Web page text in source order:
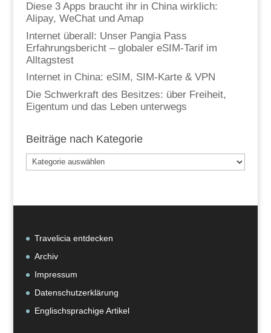
Diese 3 Apps braucht ihr in China wirklich:
Alipay, WeChat und Amap
Internet überall: Unser Pangia Pass
Erfahrungsbericht – globaler eSIM-Tarif im
Alltagstest
Internet in China: eSIM, SIM-Karte & VPN
Die Schwerkraft des Besitzes: über Freiheit,
Eigentum und das Leben unterwegs
Beiträge nach Kategorie
Beiträge
nach
Travelicia entdecken
Archiv
Impressum
Datenschutzerklärung
Englischsprachige Artikel